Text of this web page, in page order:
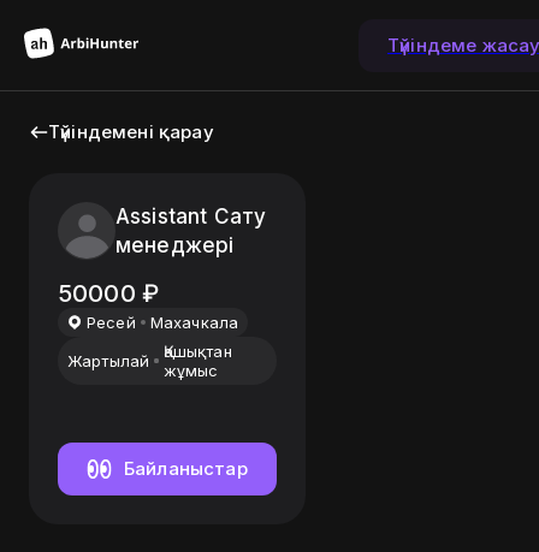
Түйіндеме
Түйіндемені қарау
Assistant Сату
менеджері
50000 ₽
Ресей
Махачкала
Жартылай
Қашықтан
жұмыс
Байланыстар